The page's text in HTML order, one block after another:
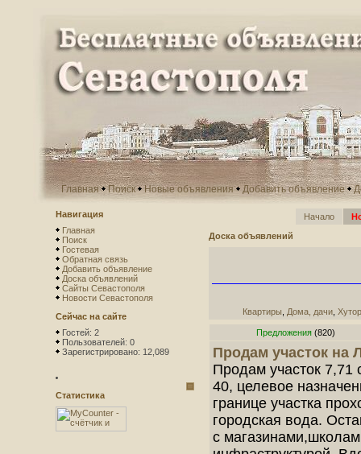
Главная Поиск Новые объявления Добавить объявление
Навигация
Главная
Поиск
Гостевая
Обратная связь
Добавить объявление
Доска объявлений
Сайты Севастополя
Новости Севастополя
Сейчас на сайте
Гостей: 2
Пользователей: 0
Зарегистрировано: 12,089
Статистика
Начало
Доска объявлений
Квартиры Дома, дачи,
Предложения (820)
Продам участок на
Продам участок 7,71
40, целевое
границе участка
городская вода.
с